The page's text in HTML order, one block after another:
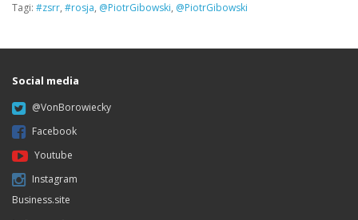
Tagi: #zsrr, #rosja, @PiotrGibowski, @PiotrGibowski
Social media
@VonBorowiecky
Facebook
Youtube
Instagram
Business.site